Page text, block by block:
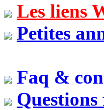
Les liens
Petites
Faq &